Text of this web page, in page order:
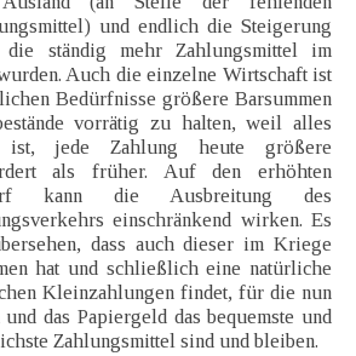
und endlich die Steigerung
ständig mehr Zahlungsmittel im
Auch die einzelne Wirtschaft ist
Bedürfnisse größere Barsummen
vorrätig zu halten, weil alles
ist, jede Zahlung heute größere
als früher. Auf den erhöhten
kann die Ausbreitung des
einschränkend wirken. Es
dass auch dieser im Kriege
hat und schließlich eine natürliche
Kleinzahlungen findet, für die nun
das Papiergeld das bequemste und
Zahlungsmittel sind und bleiben.